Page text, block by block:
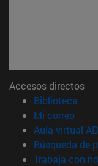
Accesos directos
Biblioteca
Mi correo
Aula virtual
Búsqueda de
Trabaja con